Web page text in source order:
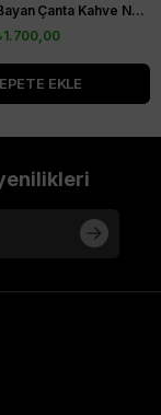
Armine 172 Bayan Çanta Kahve Noktalı
EKLE